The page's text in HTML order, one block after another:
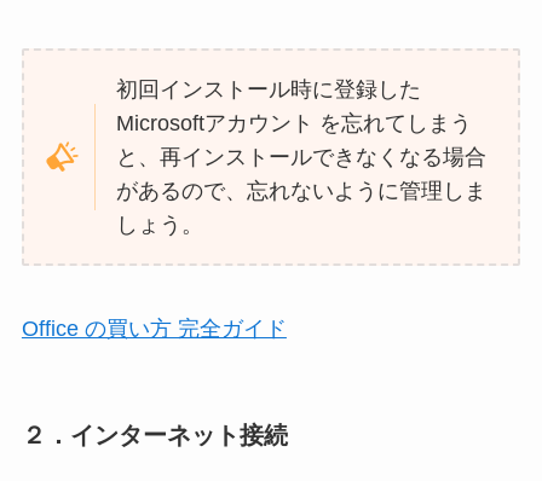
初回インストール時に登録した
Microsoftアカウント を忘れてしまう
と、再インストールできなくなる場合
があるので、忘れないように管理しま
しょう。
Office の買い方 完全ガイド
２．インターネット接続